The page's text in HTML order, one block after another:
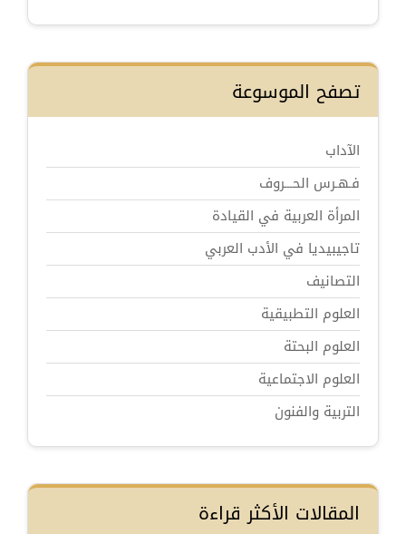
تصفح الموسوعة
الآداب
فـهـرس الحـــروف
المرأة العربية في القيادة
تاجيبيديا في الأدب العربي
التصانيف
العلوم التطبيقية
العلوم البحتة
العلوم الاجتماعية
التربية والفنون
المقالات الأكثر قراءة